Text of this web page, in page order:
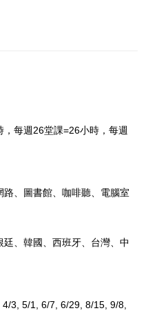
每週26堂課=26小時， 每週
、圖書館、咖啡聽、電腦室
、韓國、西班牙、台灣、中
3, 5/1, 6/7, 6/29, 8/15, 9/8,